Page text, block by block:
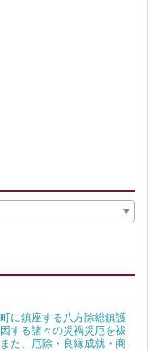
に鎮座する八方除総鎮護
する諸々の災禍災厄を祓
た、厄除・良縁成就・商